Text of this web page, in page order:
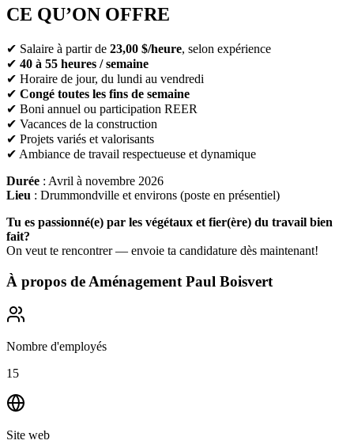
CE QU’ON OFFRE
✔ Salaire à partir de 23,00 $/heure, selon expérience
✔ 40 à 55 heures / semaine
✔ Horaire de jour, du lundi au vendredi
✔ Congé toutes les fins de semaine
✔ Boni annuel ou participation REER
✔ Vacances de la construction
✔ Projets variés et valorisants
✔ Ambiance de travail respectueuse et dynamique
Durée : Avril à novembre 2026
Lieu : Drummondville et environs (poste en présentiel)
Tu es passionné(e) par les végétaux et fier(ère) du travail bien
fait?
On veut te rencontrer — envoie ta candidature dès maintenant!
À propos de Aménagement Paul Boisvert
Nombre d'employés
15
Site web